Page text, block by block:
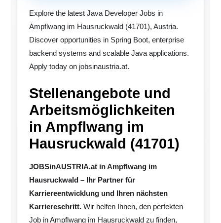
Explore the latest Java Developer Jobs in
Ampflwang im Hausruckwald (41701), Austria.
Discover opportunities in Spring Boot, enterprise
backend systems and scalable Java applications.
Apply today on jobsinaustria.at.
Stellenangebote und
Arbeitsmöglichkeiten
in Ampflwang im
Hausruckwald (41701)
JOBSinAUSTRIA.at in Ampflwang im
Hausruckwald – Ihr Partner für
Karriereentwicklung und Ihren nächsten
Karriereschritt. Wir helfen Ihnen, den perfekten
Job in Ampflwang im Hausruckwald zu finden,